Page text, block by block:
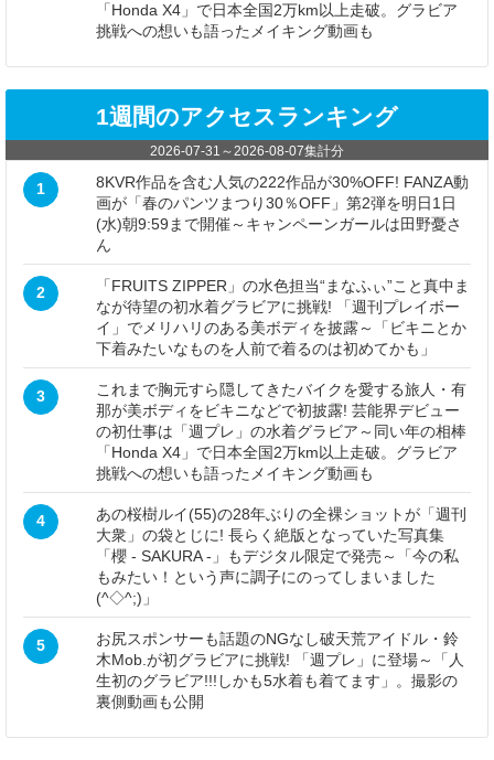
「Honda X4」で日本全国2万km以上走破。グラビア
挑戦への想いも語ったメイキング動画も
1週間のアクセスランキング
2026-07-31 ～2026-08-07集計分
1
8KVR作品を含む人気の222作品が30%OFF! FANZA動
画が「春のパンツまつり30％OFF」第2弾を明日1日
(水)朝9:59まで開催～キャンペーンガールは田野憂さ
ん
2
「FRUITS ZIPPER」の水色担当“まなふぃ”こと真中ま
なが待望の初水着グラビアに挑戦! 「週刊プレイボー
イ」でメリハリのある美ボディを披露～「ビキニとか
下着みたいなものを人前で着るのは初めてかも」
3
これまで胸元すら隠してきたバイクを愛する旅人・有
那が美ボディをビキニなどで初披露! 芸能界デビュー
の初仕事は「週プレ」の水着グラビア～同い年の相棒
「Honda X4」で日本全国2万km以上走破。グラビア
挑戦への想いも語ったメイキング動画も
4
あの桜樹ルイ(55)の28年ぶりの全裸ショットが「週刊
大衆」の袋とじに! 長らく絶版となっていた写真集
「櫻 - SAKURA -」もデジタル限定で発売～「今の私
もみたい！という声に調子にのってしまいました
(^◇^;)」
5
お尻スポンサーも話題のNGなし破天荒アイドル・鈴
木Mob.が初グラビアに挑戦! 「週プレ」に登場～「人
生初のグラビア!!!しかも5水着も着てます」。撮影の
裏側動画も公開